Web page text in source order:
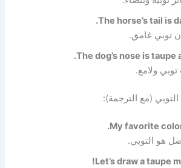
The horse’s tail is
توبي غامق.
The dog’s nose is taupe
ولامع.
(مع الترجمة):
My favorite
هو التوبي.
Let’s draw a taupe